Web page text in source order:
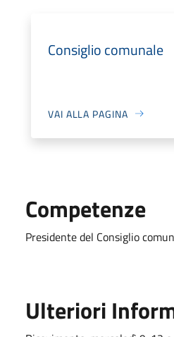
Consiglio comunale
VAI ALLA PAGINA
Competenze
Presidente del Consiglio
Ulteriori